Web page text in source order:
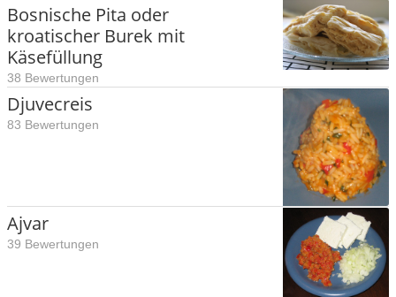
Bosnische Pita oder
kroatischer Burek mit
Käsefüllung
38 Bewertungen
Djuvecreis
83 Bewertungen
Ajvar
39 Bewertungen